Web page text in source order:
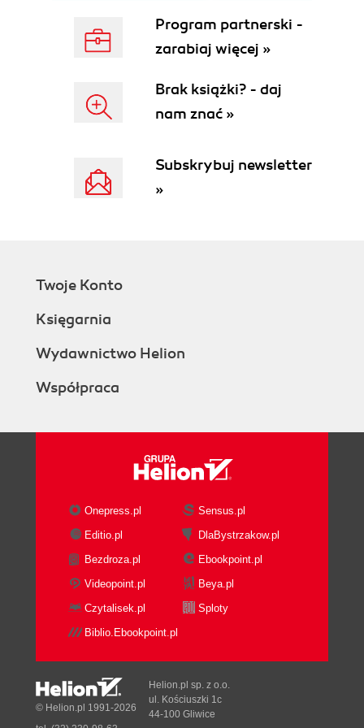
Zaznaczanie (34)
Wybór wielu obiektów (35)
Wypełnienie (35)
Wypełnienie interakcyjne (35)
Kolejność ułożenia obiektów (35)
Dodawanie do pulpitu skrótu do CorelDRAW 8 (38)
Tworzenie nowego pliku z użyciem szablonu (40)
Otwieranie istniejącego pliku (41)
Zapisywanie kopii plików (42)
Opcje tworzenia kopii zapasowych (48)
Odzyskiwanie uszkodzonych plików (49)
Wychodzenie z programu CorelDRAW (50)
Rozdział 3. Prostokąty i elipsy (51)
Rysowanie prostokąta (52)
Rysowanie elipsy (54)
Tworzenie wycinka lub łuku z elipsy (55)
Zmiana ustawień rysowania elipsy (56)
(57)
Zaznaczanie obiektu (58)
Program partnerski -
zarabiaj więcej »
Brak książki? - daj
nam znać »
Subskrybuj newsletter
»
Twoje Konto
Księgarnia
Wydawnictwo Helion
Współpraca
Onepress.pl
Sensus.pl
Editio.pl
DlaBystrzakow.pl
Bezdroza.pl
Ebookpoint.pl
Videopoint.pl
Beya.pl
Czytalisek.pl
Sploty
Biblio.Ebookpoint.pl
© Helion.pl 1991-2026
Helion.pl sp. z o.o.
ul. Kościuszki 1c
44-100 Gliwice